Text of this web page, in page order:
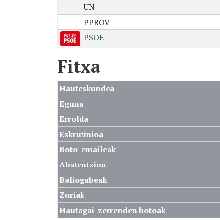
UN
PPROV
PSOE
Fitxa
Hauteskundea
Eguna
Errolda
Eskrutinioa
Boto-emaileak
Abstentzioa
Baliogabeak
Zuriak
Hautagai-zerrenden botoak